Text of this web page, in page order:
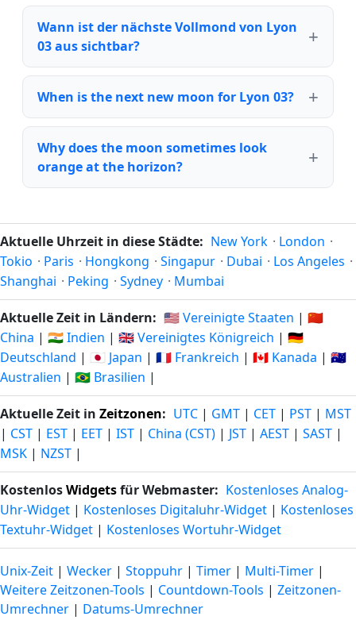
Wann ist der nächste Vollmond von Lyon
03 aus sichtbar?
When is the next new moon for Lyon 03?
Why does the moon sometimes look
orange at the horizon?
Aktuelle Uhrzeit in diese Städte: New York · London ·
Tokio · Paris · Hongkong · Singapur · Dubai · Los Angeles ·
Shanghai · Peking · Sydney · Mumbai
Aktuelle Zeit in Ländern: 🇺🇸 Vereinigte Staaten | 🇨🇳
China | 🇮🇳 Indien | 🇬🇧 Vereinigtes Königreich | 🇩🇪
Deutschland | 🇯🇵 Japan | 🇫🇷 Frankreich | 🇨🇦 Kanada | 🇦🇺
Australien | 🇧🇷 Brasilien |
Aktuelle Zeit in Zeitzonen: UTC | GMT | CET | PST | MST
| CST | EST | EET | IST | China (CST) | JST | AEST | SAST |
MSK | NZST |
KostenlosWidgetsfür Webmaster: Kostenloses Analog-
Uhr-Widget | Kostenloses Digitaluhr-Widget | Kostenloses
Textuhr-Widget | Kostenloses Wortuhr-Widget
Unix-Zeit | Wecker | Stoppuhr | Timer | Multi-Timer |
Weitere Zeitzonen-Tools | Countdown-Tools | Zeitzonen-
Umrechner | Datums-Umrechner